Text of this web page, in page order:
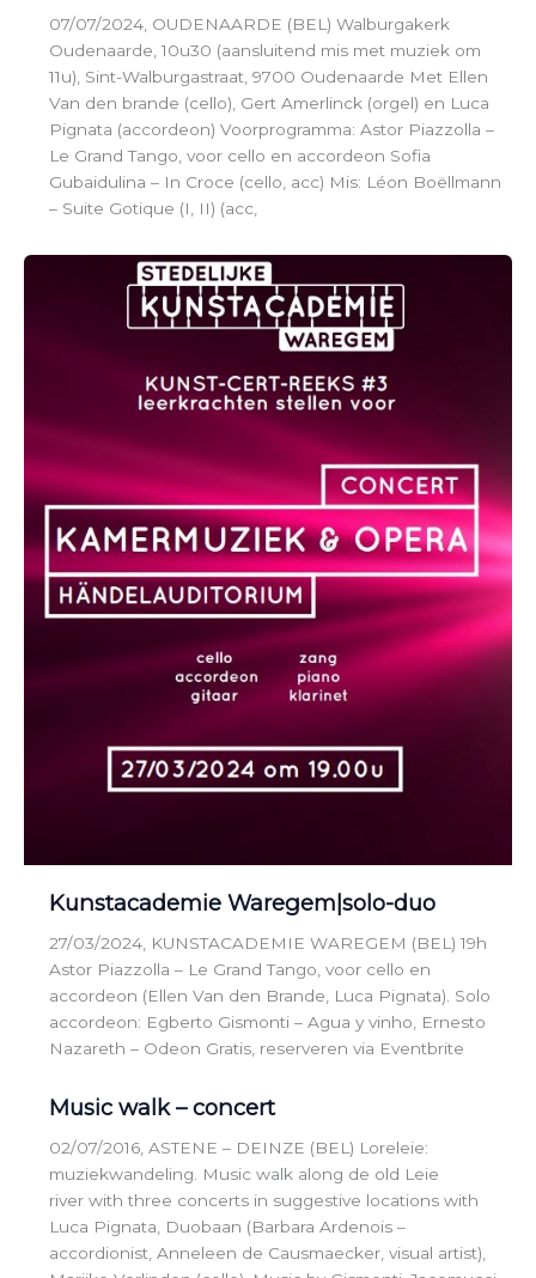
07/07/2024, OUDENAARDE (BEL) Walburgakerk
Oudenaarde, 10u30 (aansluitend mis met muziek om
11u), Sint-Walburgastraat, 9700 Oudenaarde Met Ellen
Van den brande (cello), Gert Amerlinck (orgel) en Luca
Pignata (accordeon) Voorprogramma: Astor Piazzolla –
Le Grand Tango, voor cello en accordeon Sofia
Gubaidulina – In Croce (cello, acc) Mis: Léon Boëllmann
– Suite Gotique (I, II) (acc,
Kunstacademie Waregem|solo-duo
27/03/2024, KUNSTACADEMIE WAREGEM (BEL) 19h
Astor Piazzolla – Le Grand Tango, voor cello en
accordeon (Ellen Van den Brande, Luca Pignata). Solo
accordeon: Egberto Gismonti – Agua y vinho, Ernesto
Nazareth – Odeon Gratis, reserveren via Eventbrite
Music walk – concert
02/07/2016, ASTENE – DEINZE (BEL) Loreleie:
muziekwandeling. Music walk along de old Leie
river with three concerts in suggestive locations with
Luca Pignata, Duobaan (Barbara Ardenois –
accordionist, Anneleen de Causmaecker, visual artist),